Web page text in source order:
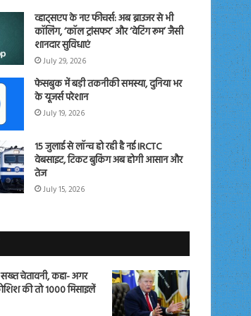
व्हाट्सएप के नए फीचर्स: अब ब्राउजर से भी
कॉलिंग, ‘कॉल ट्रांसफर’ और ‘वेटिंग रूम’ जैसी
शानदार सुविधाएं
July 29, 2026
फेसबुक में बड़ी तकनीकी समस्या, दुनिया भर
के यूजर्स परेशान
July 19, 2026
15 जुलाई से लॉन्च हो रही है नई IRCTC
वेबसाइट, टिकट बुकिंग अब होगी आसान और
तेज
July 15, 2026
सख्त चेतावनी, कहा- अगर
की तो 1000 मिसाइलें